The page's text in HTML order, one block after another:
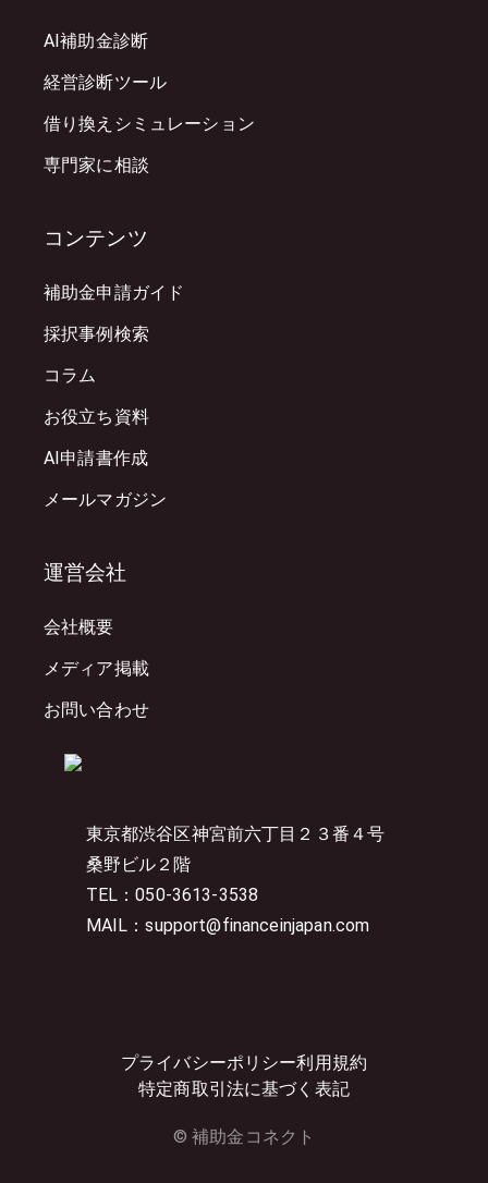
東京都渋谷区神宮前六丁目２３番４号
桑野ビル２階
TEL：050-3613-3538
MAIL：support@financeinjapan.com
プライバシーポリシー利用規約
特定商取引法に基づく表記
© 補助金コネクト
AI補助金診断
経営診断ツール
借り換えシミュレーション
専門家に相談
コンテンツ
補助金申請ガイド
採択事例検索
コラム
お役立ち資料
AI申請書作成
メールマガジン
運営会社
会社概要
メディア掲載
お問い合わせ